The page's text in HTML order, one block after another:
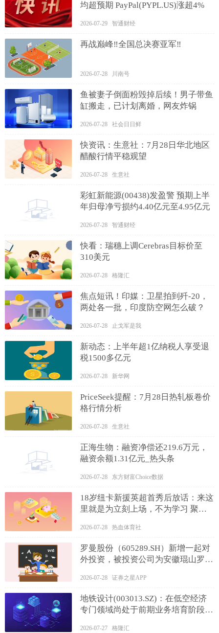
均超预期 PayPal(PYPL.US)涨超4%
2026-07-29 智通财经
再战巅峰‼️全国总决赛亚军‼️
2026-07-28 川南号
鱼被妻子倒面粉毁掉后续！男子带鱼
缸搬走，已计划离婚，网友炸锅
2026-07-28 社会日日鲜
快资讯：生意社：7月28日华北地区
醋酸行情平稳观望
2026-07-28 生意社
彩虹新能源(00438)发盈警 预期上半
年归母净亏损约4.40亿元至4.95亿元
2026-07-28 智通财经
快看：瑞穗上调Cerebras目标价至
310美元
2026-07-28 格隆汇
焦点短讯！印媒：卫星拍到歼-20，
两处各一批，印度防空网怎么破？
2026-07-28 止戈军是我
新动态：上半年超1亿纳税人享受退
税1500多亿元
2026-07-28 新华网
PriceSeek提醒：7月28日热轧板卷价
格行情分析
2026-07-28 生意社
正海生物：融资净偿还219.6万元，
融资余额1.31亿元_热头条
2026-07-28 东方财富Choice数据
18岁纽卡新援英超首秀后放话：来这
里就是为立刻上场，不为学习 聚看
2026-07-28 热血体育社
罗曼股份（605289.SH）新增一起对
外投资，被投资公司为安徽琨山罗曼
2026-07-28 证券之星APP
地铁设计(003013.SZ)：在低空经济
专门领域尚处于前期业务培育阶段
2026-07-27 格隆汇